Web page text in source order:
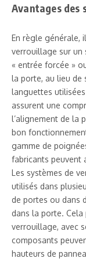
Avantages
En règle générale,
verrouillage sur un
« entrée forcée »
la porte, au lieu de
languettes
assurent une
l’alignement de la
bon
gamme de
fabricants peuvent
Les systèmes de
utilisés dans
de portes ou dans
dans la porte. Cela
verrouillage, avec
composants
hauteurs de